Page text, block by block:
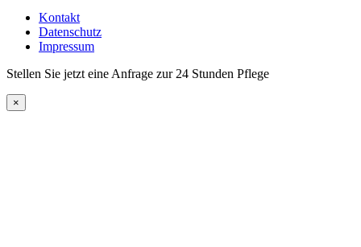
Kontakt
Datenschutz
Impressum
Stellen Sie jetzt eine Anfrage zur 24 Stunden Pflege
×